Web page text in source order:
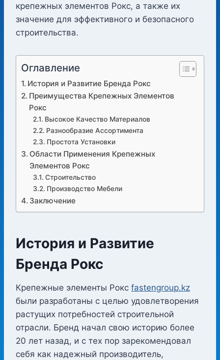
крепежных элементов Рокс, а также их
значение для эффективного и безопасного
строительства.
Оглавление
История и Развитие Бренда Рокс
Преимущества Крепежных Элементов
Рокс
Высокое Качество Материалов
Разнообразие Ассортимента
Простота Установки
Области Применения Крепежных
Элементов Рокс
Строительство
Производство Мебели
Заключение
История и Развитие
Бренда Рокс
Крепежные элементы Рокс fastengroup.kz
были разработаны с целью удовлетворения
растущих потребностей строительной
отрасли. Бренд начал свою историю более
20 лет назад, и с тех пор зарекомендовал
себя как надежный производитель,